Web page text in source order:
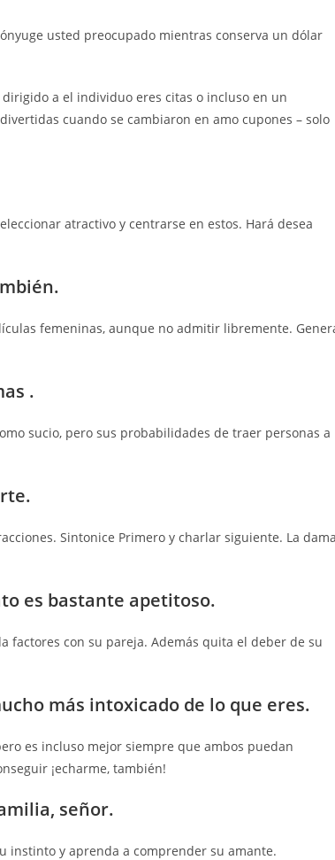
usted preocupado mientras conserva un dólar
a el individuo eres citas o incluso en un
cuando se cambiaron en amo cupones – solo
atractivo y centrarse en estos. Hará desea
femeninas, aunque no admitir libremente.
.
sucio, pero sus probabilidades de traer personas a
Sintonice Primero y charlar siguiente. La
es bastante apetitoso.
factores con su pareja. Además quita el deber de su
más intoxicado de lo que eres.
es incluso mejor siempre que ambos puedan
¡echarme, también!
señor.
instinto y aprenda a comprender su amante.